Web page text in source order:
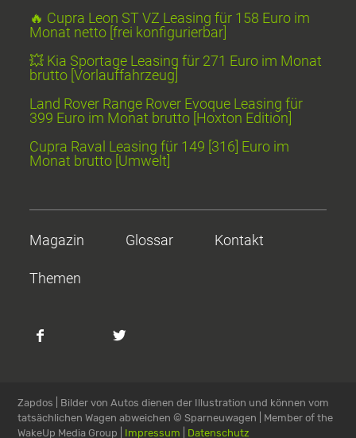
🔥 Cupra Leon ST VZ Leasing für 158 Euro im
Monat netto [frei konfigurierbar]
💥 Kia Sportage Leasing für 271 Euro im Monat
brutto [Vorlauffahrzeug]
Land Rover Range Rover Evoque Leasing für
399 Euro im Monat brutto [Hoxton Edition]
Cupra Raval Leasing für 149 [316] Euro im
Monat brutto [Umwelt]
Magazin Glossar Kontakt
Themen
Zapdos | Bilder von Autos dienen der Illustration und können vom
tatsächlichen Wagen abweichen© Sparneuwagen | Member of the
WakeUp Media Group | Impressum Datenschutz